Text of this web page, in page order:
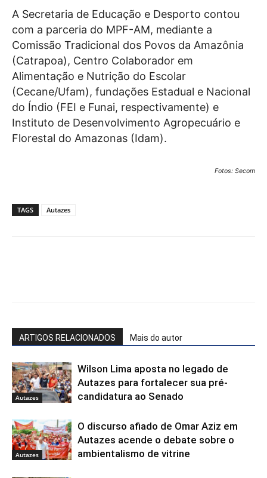
A Secretaria de Educação e Desporto contou
com a parceria do MPF-AM, mediante a
Comissão Tradicional dos Povos da Amazônia
(Catrapoa), Centro Colaborador em
Alimentação e Nutrição do Escolar
(Cecane/Ufam), fundações Estadual e Nacional
do Índio (FEI e Funai, respectivamente) e
Instituto de Desenvolvimento Agropecuário e
Florestal do Amazonas (Idam).
Fotos: Secom
TAGS Autazes
ARTIGOS RELACIONADOS Mais do autor
Autazes
Wilson Lima aposta no legado de
Autazes para fortalecer sua pré-
candidatura ao Senado
Autazes
O discurso afiado de Omar Aziz em
Autazes acende o debate sobre o
ambientalismo de vitrine